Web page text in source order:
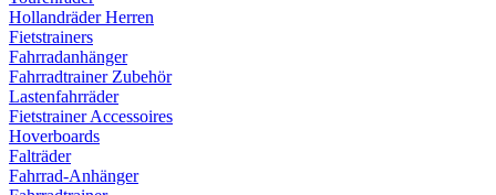
Hollandräder Herren
Fietstrainers
Fahrradanhänger
Fahrradtrainer Zubehör
Lastenfahrräder
Fietstrainer Accessoires
Hoverboards
Falträder
Fahrrad-Anhänger